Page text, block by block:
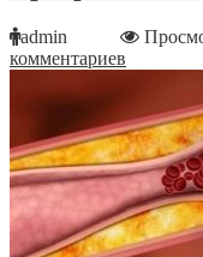
admin
комментариев